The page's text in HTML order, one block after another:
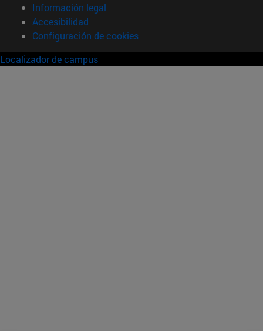
Información legal
Accesibilidad
Configuración de cookies
Localizador de campus